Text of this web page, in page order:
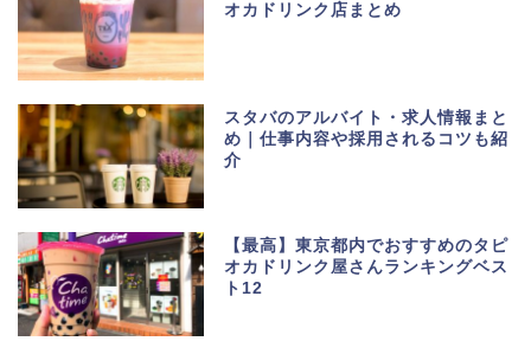
オカドリンク店まとめ
スタバのアルバイト・求人情報まと
め｜仕事内容や採用されるコツも紹
介
【最高】東京都内でおすすめのタピ
オカドリンク屋さんランキングベス
ト12